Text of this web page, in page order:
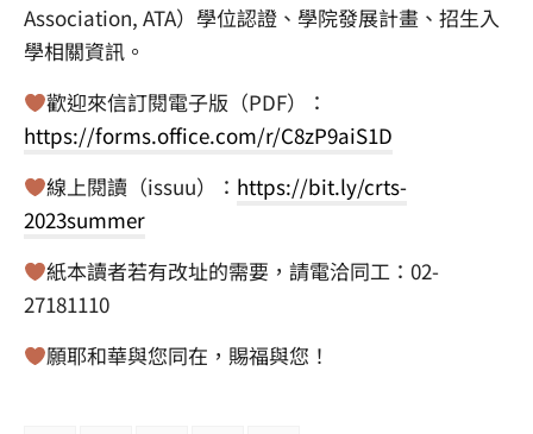
Association, ATA）學位認證、學院發展計畫、招生入
學相關資訊。
歡迎來信訂閱電子版（PDF）：
https://forms.office.com/r/C8zP9aiS1D
線上閱讀（issuu）： https://bit.ly/crts-
2023summer
紙本讀者若有改址的需要，請電洽同工：02-
27181110
願耶和華與您同在，賜福與您！